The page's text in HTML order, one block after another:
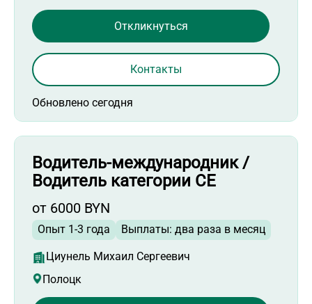
Обновлено сегодня
Откликнуться
Контакты
Водитель-международник /
Водитель категории СЕ
от 6000 BYN
Опыт 1-3 года Выплаты: два раза в месяц
Циунель Михаил Сергеевич
Полоцк